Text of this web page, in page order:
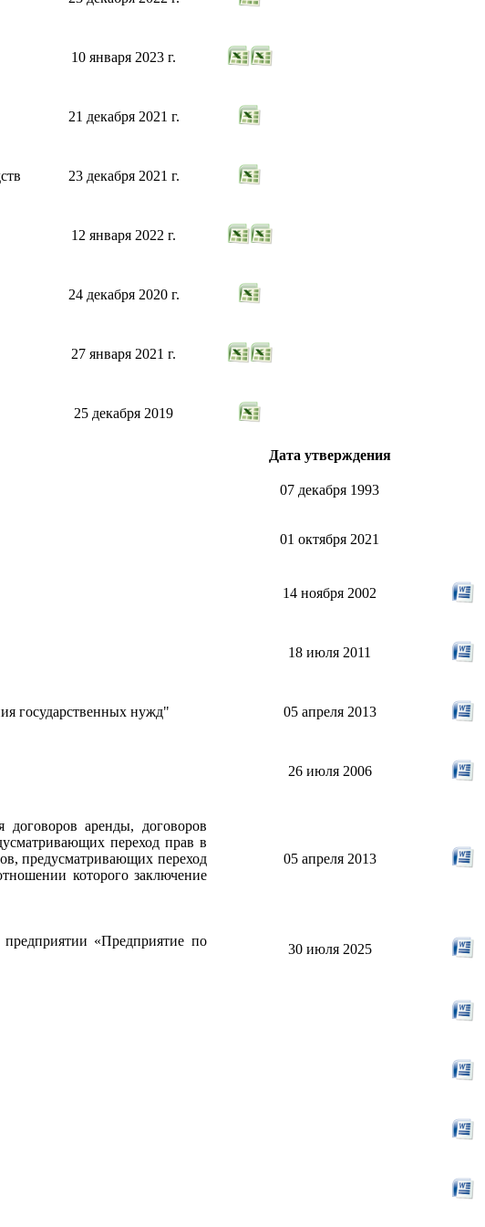
10 января 2023 г.
21 декабря 2021 г.
23 декабря 2021 г.
12 января 2022 г.
24 декабря 2020 г.
27 января 2021 г.
25 декабря 2019
Дата утверждения
07 декабря 1993
01 октября 2021
14 ноября 2002
18 июля 2011
государственных нужд" 05 апреля 2013
26 июля 2006
аренды, договоров
переход прав в
предусматривающих переход
которого заключение
05 апреля 2013
«Предприятие по
30 июля 2025